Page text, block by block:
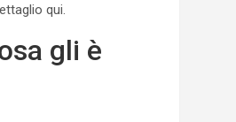
qui.
gli è